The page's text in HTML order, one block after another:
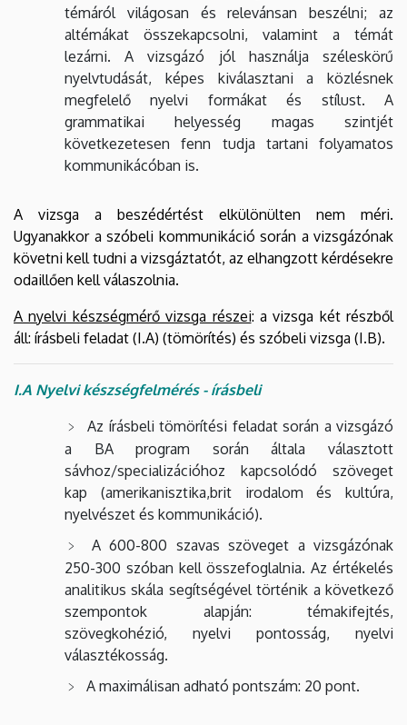
témáról világosan és relevánsan beszélni; az
altémákat összekapcsolni, valamint a témát
lezárni. A vizsgázó jól használja széleskörű
nyelvtudását, képes kiválasztani a közlésnek
megfelelő nyelvi formákat és stílust. A
grammatikai helyesség magas szintjét
következetesen fenn tudja tartani folyamatos
kommunikácóban is.
A vizsga a beszédértést elkülönülten nem méri.
Ugyanakkor a szóbeli kommunikáció során a vizsgázónak
követni kell tudni a vizsgáztatót, az elhangzott kérdésekre
odaillően kell válaszolnia.
A nyelvi készségmérő vizsga részei: a vizsga két részből
áll: írásbeli feladat (I.A) (tömörítés) és szóbeli vizsga (I.B).
I.A Nyelvi készségfelmérés - írásbeli
Az írásbeli tömörítési feladat során a vizsgázó
a BA program során általa választott
sávhoz/specializációhoz kapcsolódó szöveget
kap (amerikanisztika,brit irodalom és kultúra,
nyelvészet és kommunikáció).
A 600-800 szavas szöveget a vizsgázónak
250-300 szóban kell összefoglalnia. Az értékelés
analitikus skála segítségével történik a következő
szempontok alapján: témakifejtés,
szövegkohézió, nyelvi pontosság, nyelvi
választékosság.
A maximálisan adható pontszám: 20 pont.